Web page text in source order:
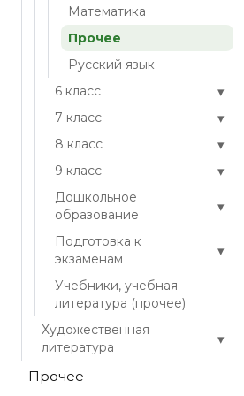
Математика
Прочее
Русский язык
6 класс
▾
7 класс ▾
8 класс ▾
9 класс ▾
Дошкольное
образование
▾
Подготовка к
экзаменам
▾
Учебники, учебная
литература (прочее)
Художественная
литература
▾
Прочее